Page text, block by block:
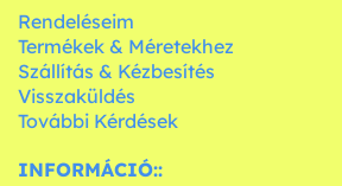
Rendeléseim
Termékek & Méretekhez
Szállítás & Kézbesítés
Visszaküldés
További Kérdések
INFORMÁCIÓ::